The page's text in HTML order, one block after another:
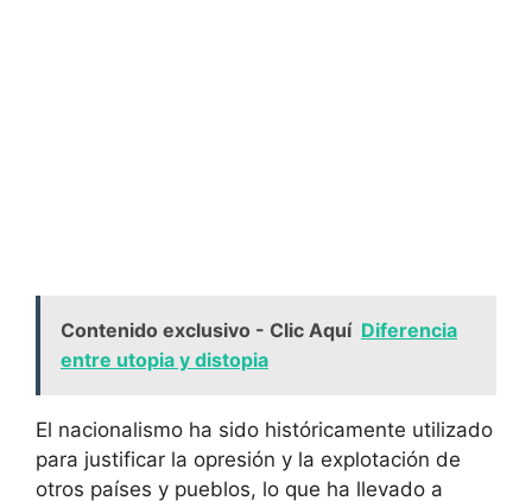
Contenido exclusivo - Clic Aquí Diferencia
entre utopia y distopia
El nacionalismo ha sido históricamente utilizado
para justificar la opresión y la explotación de
otros países y pueblos, lo que ha llevado a